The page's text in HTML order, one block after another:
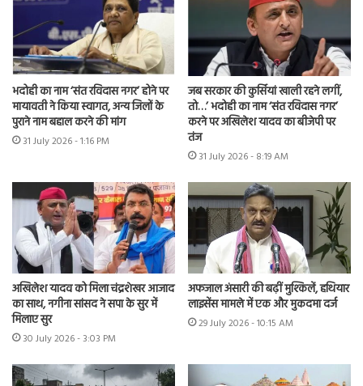
भदोही का नाम ‘संत रविदास नगर’ होने पर
मायावती ने किया स्वागत, अन्य जिलों के
पुराने नाम बहाल करने की मांग
31 July 2026 - 1:16 PM
जब सरकार की कुर्सियां खाली रहने लगीं,
तो…’ भदोही का नाम ‘संत रविदास नगर’
करने पर अखिलेश यादव का बीजेपी पर
तंज
31 July 2026 - 8:19 AM
अखिलेश यादव को मिला चंद्रशेखर आजाद
का साथ, नगीना सांसद ने सपा के सुर में
मिलाए सुर
30 July 2026 - 3:03 PM
अफजाल अंसारी की बढ़ीं मुश्किलें, हथियार
लाइसेंस मामले में एक और मुकदमा दर्ज
29 July 2026 - 10:15 AM